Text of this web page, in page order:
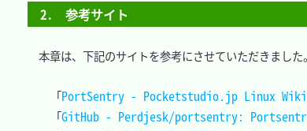
2.　参考サイト
本章は、下記のサイトを参考にさせていただきました。
「PortSentry - Pocketstudio.jp Linux Wiki
「GitHub - Perdjesk/portsentry: